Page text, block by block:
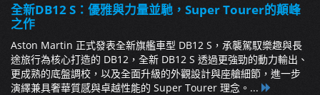
全新DB12 S：優雅與力量並馳，Super Tourer的顛峰
之作
Aston Martin 正式發表全新旗艦車型 DB12 S，承襲駕馭樂趣與長
途旅行為核心打造的 DB12，全新 DB12 S 透過更強勁的動力輸出、
更成熟的底盤調校，以及全面升級的外觀設計與座艙細節，進一步
演繹兼具奢華質感與卓越性能的 Super Tourer 理念。...